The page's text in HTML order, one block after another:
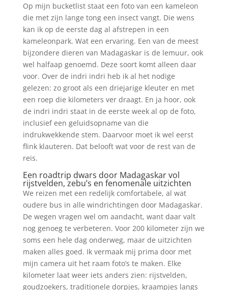
Op mijn bucketlist staat een foto van een kameleon
die met zijn lange tong een insect vangt. Die wens
kan ik op de eerste dag al afstrepen in een
kameleonpark. Wat een ervaring. Een van de meest
bijzondere dieren van Madagaskar is de lemuur, ook
wel halfaap genoemd. Deze soort komt alleen daar
voor. Over de indri indri heb ik al het nodige
gelezen: zo groot als een driejarige kleuter en met
een roep die kilometers ver draagt. En ja hoor, ook
de indri indri staat in de eerste week al op de foto,
inclusief een geluidsopname van die
indrukwekkende stem. Daarvoor moet ik wel eerst
flink klauteren. Dat belooft wat voor de rest van de
reis.
Een roadtrip dwars door Madagaskar vol
rijstvelden, zebu’s en fenomenale uitzichten
We reizen met een redelijk comfortabele, al wat
oudere bus in alle windrichtingen door Madagaskar.
De wegen vragen wel om aandacht, want daar valt
nog genoeg te verbeteren. Voor 200 kilometer zijn we
soms een hele dag onderweg, maar de uitzichten
maken alles goed. Ik vermaak mij prima door met
mijn camera uit het raam foto’s te maken. Elke
kilometer laat weer iets anders zien: rijstvelden,
goudzoekers, traditionele dorpjes, kraampjes langs